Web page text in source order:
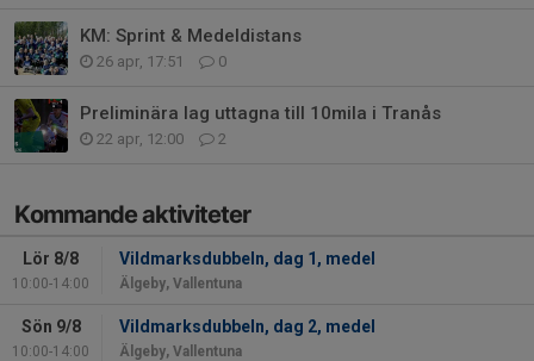
KM: Sprint & Medeldistans
26 apr, 17:51 0
Preliminära lag uttagna till 10mila i Tranås
22 apr, 12:00 2
Kommande aktiviteter
Lör 8/8
10:00-14:00
Vildmarksdubbeln, dag 1, medel
Älgeby, Vallentuna
Sön 9/8
10:00-14:00
Vildmarksdubbeln, dag 2, medel
Älgeby, Vallentuna